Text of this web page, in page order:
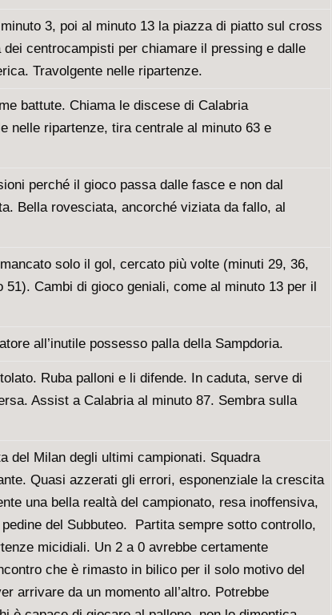
3, poi al minuto 13 la piazza di piatto sul cross
centrocampisti per chiamare il pressing e dalle
Travolgente nelle ripartenze.
battute. Chiama le discese di Calabria
nelle ripartenze, tira centrale al minuto 63 e
perché il gioco passa dalle fasce e non dal
Bella rovesciata, ancorché viziata da fallo, al
solo il gol, cercato più volte (minuti 29, 36,
Cambi di gioco geniali, come al minuto 13 per il
all’inutile possesso palla della Sampdoria.
Ruba palloni e li difende. In caduta, serve di
Assist a Calabria al minuto 87. Sembra sulla
del Milan degli ultimi campionati. Squadra
Quasi azzerati gli errori, esponenziale la crescita
una bella realtà del campionato, resa inoffensiva,
del Subbuteo. Partita sempre sotto controllo,
micidiali. Un 2 a 0 avrebbe certamente
che è rimasto in bilico per il solo motivo del
arrivare da un momento all’altro. Potrebbe